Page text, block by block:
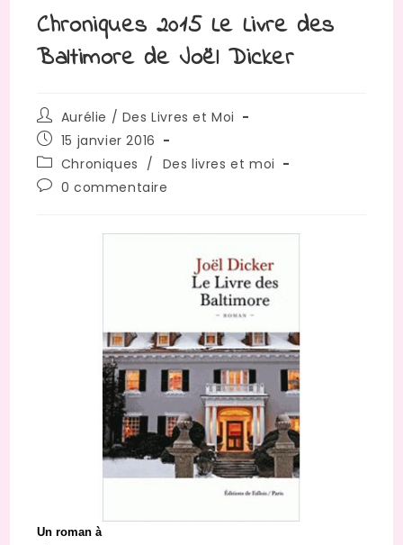
Chroniques 2015 Le Livre des
Baltimore de Joël Dicker
Auteur/autrice
de
la
publication :
Aurélie / Des Livres et Moi
Publication
publiée :
15 janvier 2016
Post
category:
Chroniques / Des livres et moi
Commentaires
publication :
0 commentaire
Un roman à